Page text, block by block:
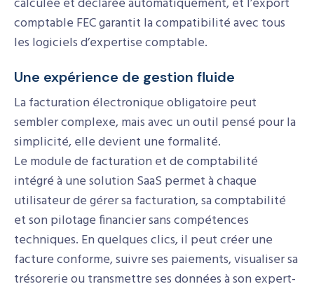
comptable FEC garantit la compatibilité avec tous
les logiciels d’expertise comptable.
Une expérience de gestion fluide
La facturation électronique obligatoire peut
sembler complexe, mais avec un outil pensé pour la
simplicité, elle devient une formalité.
Le module de facturation et de comptabilité
intégré à une solution SaaS permet à chaque
utilisateur de gérer sa facturation, sa comptabilité
et son pilotage financier sans compétences
techniques. En quelques clics, il peut créer une
facture conforme, suivre ses paiements, visualiser sa
trésorerie ou transmettre ses données à son expert-